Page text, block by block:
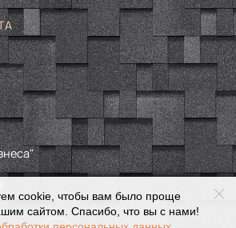
cookie, чтобы вам было проще
сайтом. Спасибо, что вы с нами!